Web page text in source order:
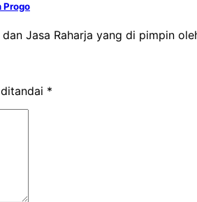
Progo
Jasa Raharja yang di pimpin
*